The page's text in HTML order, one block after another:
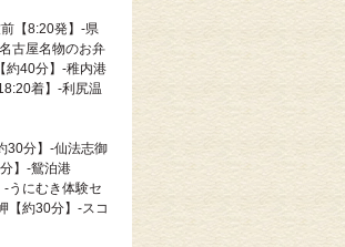
【8:20発】-県
古屋名物のお弁
約40分】-稚内港
着】-利尻温
30分】-仙法志御
】-鴛泊港
-うにむき体験セ
【約30分】-スコ